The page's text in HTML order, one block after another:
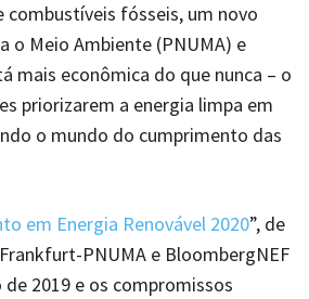
combustíveis fósseis, um novo
o Meio Ambiente (PNUMA) e
mais econômica do que nunca – o
priorizarem a energia limpa em
o mundo do cumprimento das
em Energia Renovável 2020”, de
PNUMA e BloombergNEF
2019 e os compromissos